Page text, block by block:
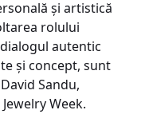
și artistică
rolului
autentic
și concept, sunt
Sandu,
Week.